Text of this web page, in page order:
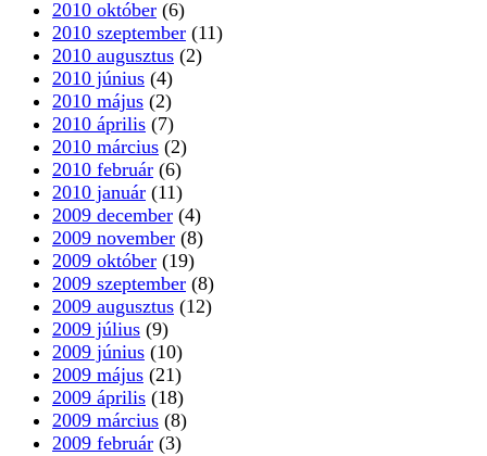
2010 október (6)
2010 szeptember (11)
2010 augusztus (2)
2010 június (4)
2010 május (2)
2010 április (7)
2010 március (2)
2010 február (6)
2010 január (11)
2009 december (4)
2009 november (8)
2009 október (19)
2009 szeptember (8)
2009 augusztus (12)
2009 július (9)
2009 június (10)
2009 május (21)
2009 április (18)
2009 március (8)
2009 február (3)